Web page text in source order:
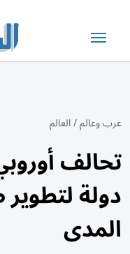
عرب وعالم/العالم
دولة
المدى